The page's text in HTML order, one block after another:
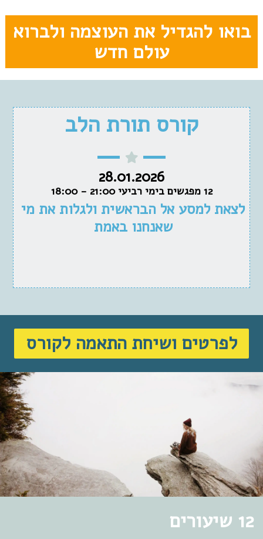
בואו להגדיל את העוצמה ולברוא
עולם חדש
קורס תורת הלב
28.01.2026
12 מפגשים בימי רביעי 21:00 - 18:00
לצאת למסע אל הבראשית ולגלות את מי
שאנחנו באמת
לפרטים ושיחת התאמה לקורס
12 שיעורים